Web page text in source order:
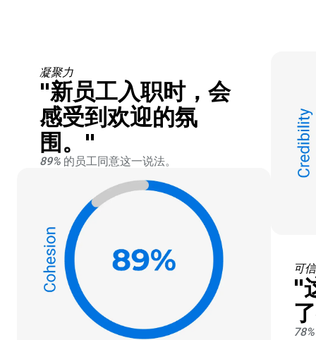
凝聚力
"新员工入职时，会
感受到欢迎的氛
围。"
89% 的员工同意这一说法。
可
"